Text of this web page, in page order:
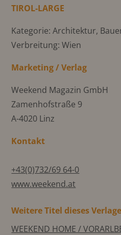
TIROL-LARGE
Kategorie: Architektur,
Verbreitung: Wien
Marketing / Verlag
Weekend Magazin GmbH
Zamenhofstraße 9
A-4020 Linz
Kontakt
+43(0)732/69 64-0
www.weekend.at
Weitere Titel dieses
WEEKEND HOME /